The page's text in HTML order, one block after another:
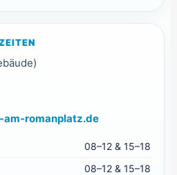
am-romanplatz.de
08–12 & 15–18
08–12 & 15–18